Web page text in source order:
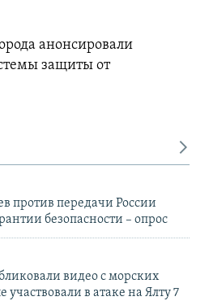
анонсировали
защиты от
против передачи России
безопасности – опрос
видео с морских
в атаке на Ялту 7